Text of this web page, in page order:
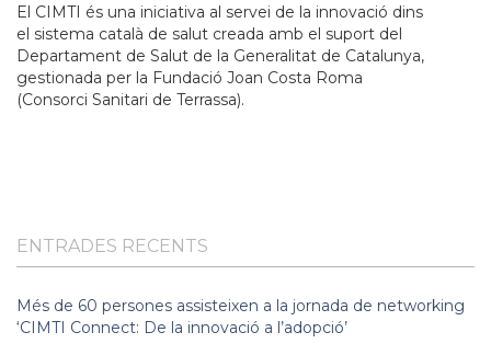
El CIMTI és una iniciativa al servei de la innovació dins
el sistema català de salut creada amb el suport del
Departament de Salut de la Generalitat de Catalunya,
gestionada per la Fundació Joan Costa Roma
(Consorci Sanitari de Terrassa).
ENTRADES RECENTS
Més de 60 persones assisteixen a la jornada de networking
‘CIMTI Connect: De la innovació a l’adopció’